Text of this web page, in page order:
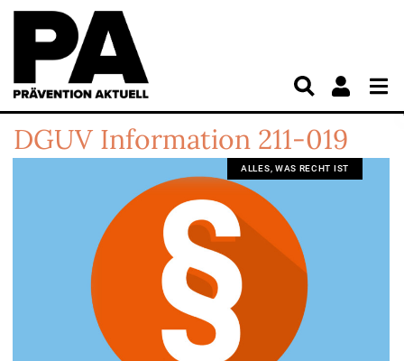
DGUV Information 211-019
ALLES, WAS RECHT IST